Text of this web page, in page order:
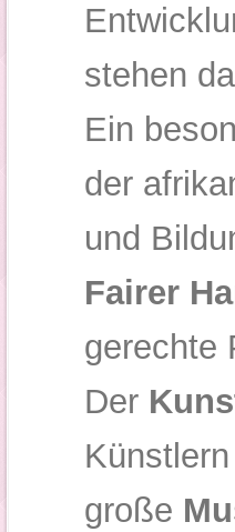
stehen
Ein
der
und
Fairer
gerechte
Der
große